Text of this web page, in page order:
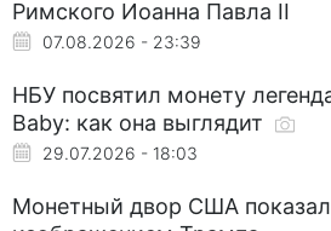
Римского Иоанна Павла II
07.08.2026 - 23:39
НБУ посвятил монету
Baby: как она выглядит
29.07.2026 - 18:03
Монетный двор США